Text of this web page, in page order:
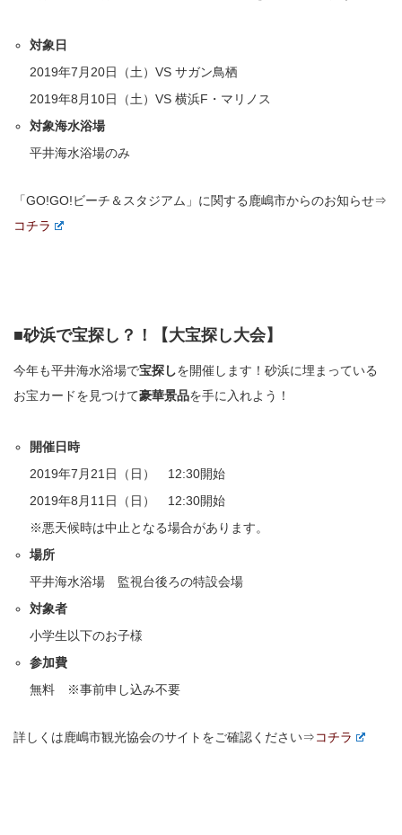
対象日
2019年7月20日（土）VS サガン鳥栖
2019年8月10日（土）VS 横浜F・マリノス
対象海水浴場
平井海水浴場のみ
「GO!GO!ビーチ＆スタジアム」に関する鹿嶋市からのお知らせ⇒
コチラ
■砂浜で宝探し？！【大宝探し大会】
今年も平井海水浴場で宝探しを開催します！砂浜に埋まっている
お宝カードを見つけて豪華景品を手に入れよう！
開催日時
2019年7月21日（日） 12:30開始
2019年8月11日（日） 12:30開始
※悪天候時は中止となる場合があります。
場所
平井海水浴場 監視台後ろの特設会場
対象者
小学生以下のお子様
参加費
無料 ※事前申し込み不要
詳しくは鹿嶋市観光協会のサイトをご確認ください⇒コチラ